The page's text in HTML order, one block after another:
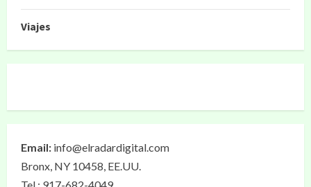
Viajes
Email: info@elradardigital.com
Bronx, NY 10458, EE.UU.